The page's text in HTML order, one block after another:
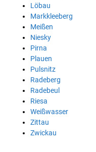
Löbau
Markkleeberg
Meißen
Niesky
Pirna
Plauen
Pulsnitz
Radeberg
Radebeul
Riesa
Weißwasser
Zittau
Zwickau